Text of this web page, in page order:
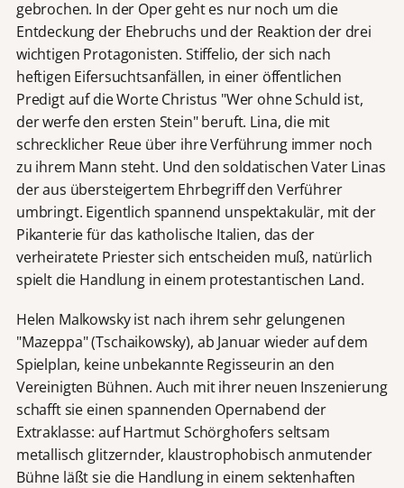
gebrochen. In der Oper geht es nur noch um die
Entdeckung der Ehebruchs und der Reaktion der drei
wichtigen Protagonisten. Stiffelio, der sich nach
heftigen Eifersuchtsanfällen, in einer öffentlichen
Predigt auf die Worte Christus "Wer ohne Schuld ist,
der werfe den ersten Stein" beruft. Lina, die mit
schrecklicher Reue über ihre Verführung immer noch
zu ihrem Mann steht. Und den soldatischen Vater Linas
der aus übersteigertem Ehrbegriff den Verführer
umbringt. Eigentlich spannend unspektakulär, mit der
Pikanterie für das katholische Italien, das der
verheiratete Priester sich entscheiden muß, natürlich
spielt die Handlung in einem protestantischen Land.
Helen Malkowsky ist nach ihrem sehr gelungenen
"Mazeppa" (Tschaikowsky), ab Januar wieder auf dem
Spielplan, keine unbekannte Regisseurin an den
Vereinigten Bühnen. Auch mit ihrer neuen Inszenierung
schafft sie einen spannenden Opernabend der
Extraklasse: auf Hartmut Schörghofers seltsam
metallisch glitzernder, klaustrophobisch anmutender
Bühne läßt sie die Handlung in einem sektenhaften